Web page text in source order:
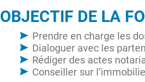
OBJECTIF DE LA
Prendre en charge les
Dialoguer avec les
Rédiger des actes
Conseiller sur